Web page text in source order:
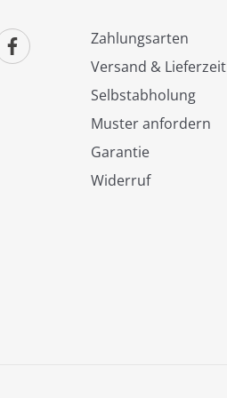
Zahlungsarten
Versand & Lieferzeit
Selbstabholung
Muster anfordern
Garantie
Widerruf